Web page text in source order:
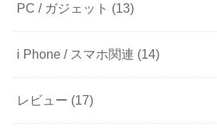
PC / ガジェット (13)
i Phone / スマホ関連 (14)
レビュー (17)